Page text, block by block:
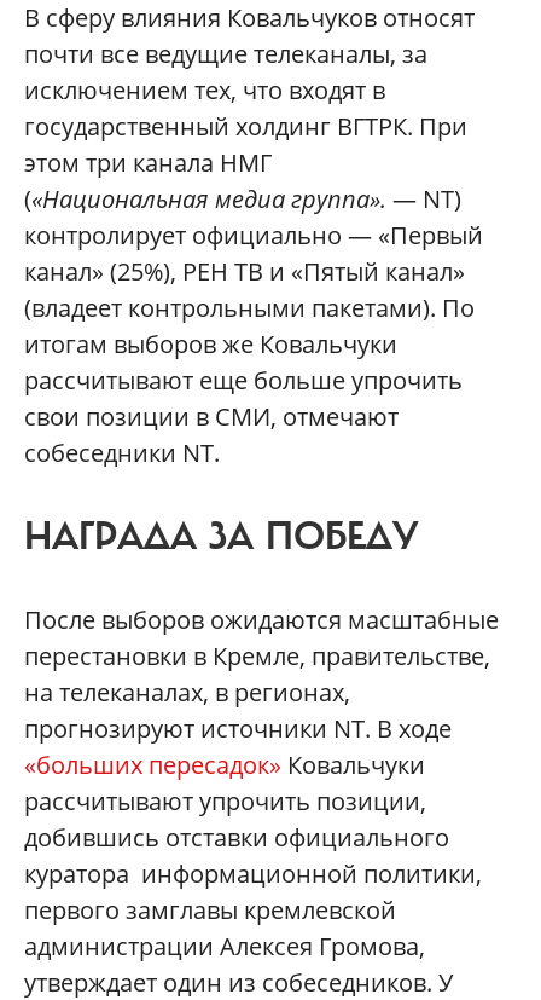
В сферу влияния Ковальчуков относят
почти все ведущие телеканалы, за
исключением тех, что входят в
государственный холдинг ВГТРК. При
этом три канала НМГ
(«Национальная медиа группа». — NT)
контролирует официально — «Первый
канал» (25%), РЕН ТВ и «Пятый канал»
(владеет контрольными пакетами). По
итогам выборов же Ковальчуки
рассчитывают еще больше упрочить
свои позиции в СМИ, отмечают
собеседники NT.
НАГРАДА ЗА ПОБЕДУ
После выборов ожидаются масштабные
перестановки в Кремле, правительстве,
на телеканалах, в регионах,
прогнозируют источники NT. В ходе
«больших пересадок» Ковальчуки
рассчитывают упрочить позиции,
добившись отставки официального
куратора информационной политики,
первого замглавы кремлевской
администрации Алексея Громова,
утверждает один из собеседников. У